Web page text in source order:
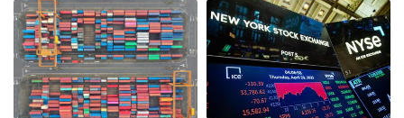
山东 河南 湖北 湖南
广东 广西 海南 重庆
四川 贵州 云南 西藏